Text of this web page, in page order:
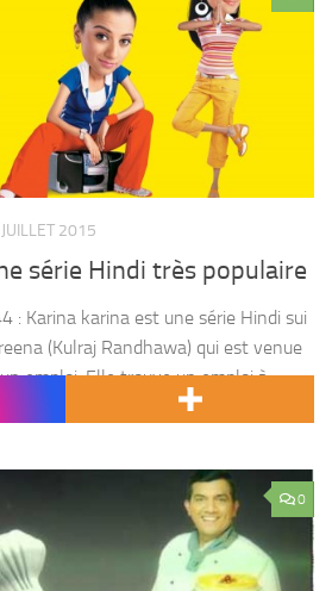
2015
série Hindi très populaire
: Karina karina est une série Hindi sui
(Kulraj Randhawa) qui est venue
emploi. Elle trouve un emploi à
0